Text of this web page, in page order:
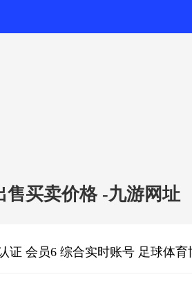
售买卖价格 -九游网址